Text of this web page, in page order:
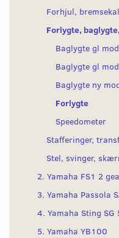
Forhjul,
Forlygte,
Baglygte gl
Baglygte gl
Baglygte ny
Forlygte
Speedometer
Stafferinger,
Stel, svinger,
2. Yamaha FS1 2
3. Yamaha Passola
4. Yamaha Sting SG
5. Yamaha YB100